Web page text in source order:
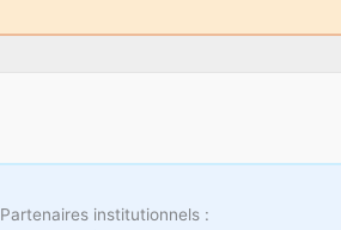
Partenaires institutionnels :